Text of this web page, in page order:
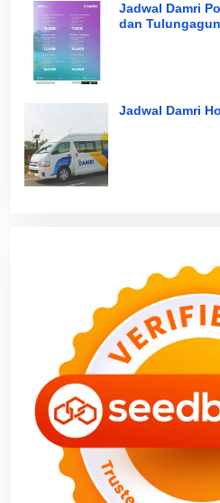
Jadwal Damri
dan
Jadwal Damri